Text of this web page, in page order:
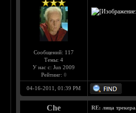
Сообщений: 117
Темы: 4
У нас с: Jun 2009
Рейтинг: 0
04-16-2011, 01:39 PM
Che RE: лица трекера.